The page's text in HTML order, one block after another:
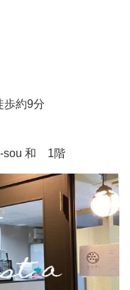
約9分
sou 和 1階